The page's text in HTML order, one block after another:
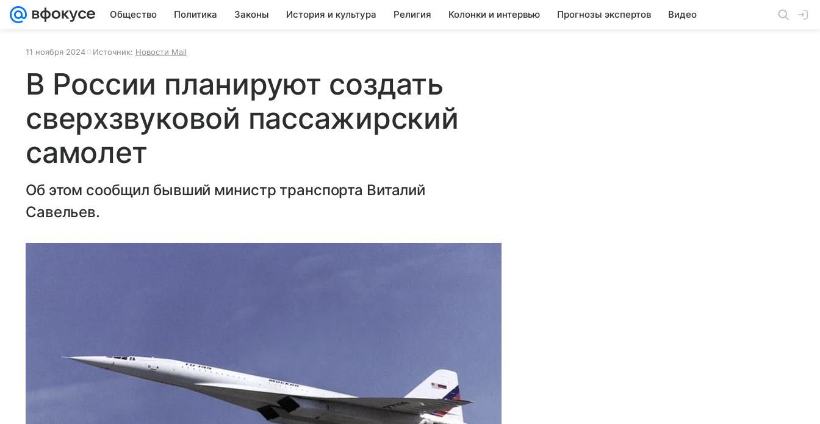
Общество Политика Законы История и культура Религия Колонки и интервью Прогнозы экспертов Видео
11 ноября 2024 Источник: Новости Mail
В России планируют создать
сверхзвуковой пассажирский
самолет
Об этом сообщил бывший министр транспорта Виталий
Савельев.